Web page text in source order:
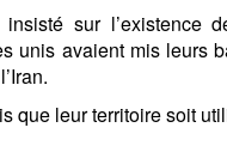
sur l’existence
unis avaient mis leurs
que leur territoire soit